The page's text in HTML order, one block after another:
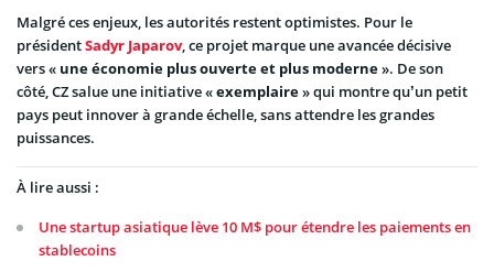
Malgré ces enjeux, les autorités restent optimistes. Pour le
présidentSadyr Japarov, ce projet marque une avancée décisive
vers « une économie plus ouverte et plus moderne». De son
côté, CZ salue une initiative «exemplaire» qui montre qu’un petit
pays peut innover à grande échelle, sans attendre les grandes
puissances.
À lire aussi :
Une startup asiatique lève 10 M$ pour étendre les paiements en
stablecoins